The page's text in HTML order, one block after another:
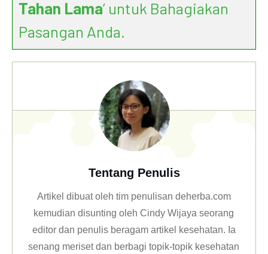
Tahan Lama’ untuk Bahagiakan
Pasangan Anda.
Tentang Penulis
Artikel dibuat oleh tim penulisan deherba.com
kemudian disunting oleh Cindy Wijaya seorang
editor dan penulis beragam artikel kesehatan. Ia
senang meriset dan berbagi topik-topik kesehatan